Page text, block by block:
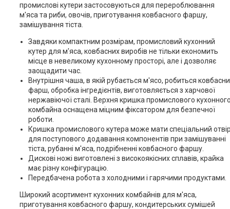
промислові кутери застосовуються для перероблювання
м'яса та риби, овочів, приготування ковбасного фаршу,
замішування тіста.
Завдяки компактним розмірам, промисловий кухонний
кутер для м'яса, ковбасних виробів не тільки економить
місце в невеликому кухонному просторі, але і дозволяє
заощадити час.
Внутрішня чаша, в якій рубається м'ясо, робиться
фарш, обробка інгредієнтів, виготовляється з харчової
нержавіючої сталі. Верхня кришка промислового
комбайна оснащена міцним фіксатором для безпечної
роботи.
Кришка промислового кутера може мати спеціальний
для поступового додавання компонентів при замішуванні
тіста, рубанні м'яса, подрібненні ковбасного фаршу.
Дискові ножі виготовлені з високоякісних сплавів, крайка
має різну конфігурацію.
Передбачена робота з холодними і гарячими продуктами.
Широкий асортимент кухонних комбайнів для м'яса,
приготування ковбасного фаршу, кондитерських сумішей